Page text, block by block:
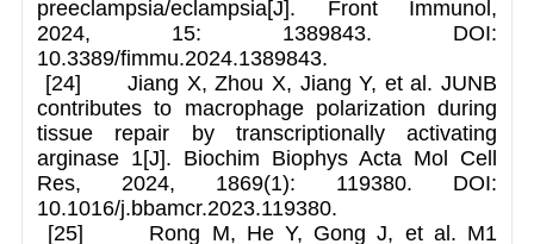
preeclampsia/eclampsia[J]. Front Immunol,
2024, 15: 1389843. DOI:
10.3389/fimmu.2024.1389843.
[24] Jiang X, Zhou X, Jiang Y, et al. JUNB
contributes to macrophage polarization during
tissue repair by transcriptionally activating
arginase 1[J]. Biochim Biophys Acta Mol Cell
Res, 2024, 1869(1): 119380. DOI:
10.1016/j.bbamcr.2023.119380.
[25] Rong M, He Y, Gong J, et al. M1